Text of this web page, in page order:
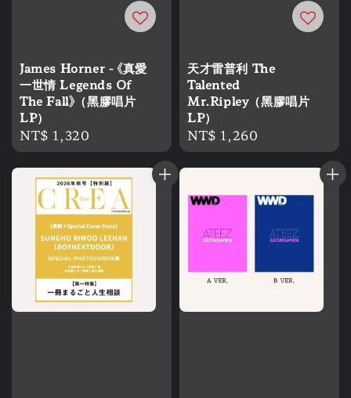
James Horner - 《真愛
一世情 Legends Of
The Fall》（黑膠唱片
LP）
Regular
price
NT$ 1,320
天才雷普利 The
Talented
Mr.Ripley（黑膠唱片
LP）
Regular
price
NT$ 1,260